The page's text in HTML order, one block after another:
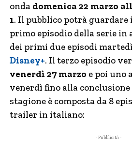
onda domenica 22 marzo
1. Il pubblico potrà
primo episodio della serie in
dei primi due episodi
Disney+. Il terzo episodio
venerdì 27 marzo e poi uno
venerdì fino alla
stagione è composta da 8
trailer in italiano:
- Pubblicità -